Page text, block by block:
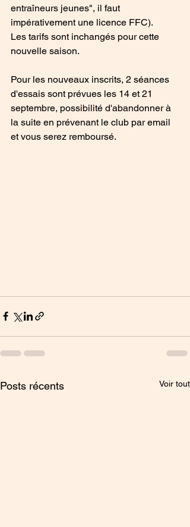
entraîneurs jeunes", il faut
impérativement une licence FFC).
Les tarifs sont inchangés pour cette
nouvelle saison.
Pour les nouveaux inscrits, 2 séances
d'essais sont prévues les 14 et 21
septembre, possibilité d'abandonner à
la suite en prévenant le club par email
et vous serez remboursé.
Posts récents Voir tout